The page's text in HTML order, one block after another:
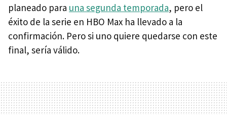
planeado para una segunda temporada, pero el
éxito de la serie en HBO Max ha llevado a la
confirmación. Pero si uno quiere quedarse con este
final, sería válido.